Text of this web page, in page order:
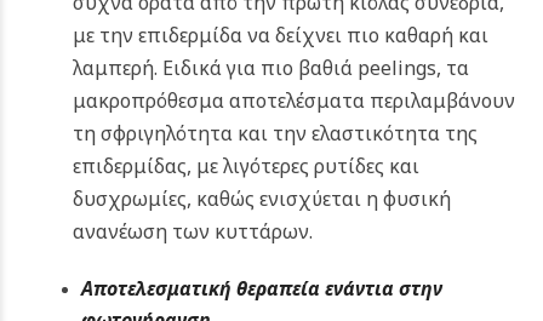
με την επιδερμίδα να δείχνει πιο καθαρή και
λαμπερή. Ειδικά για πιο βαθιά peelings, τα
μακροπρόθεσμα αποτελέσματα περιλαμβάνουν
τη σφριγηλότητα και την ελαστικότητα της
επιδερμίδας, με λιγότερες ρυτίδες και
δυσχρωμίες, καθώς ενισχύεται η φυσική
ανανέωση των κυττάρων.
Αποτελεσματική θεραπεία ενάντια στην